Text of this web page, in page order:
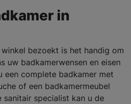
in
bezoekt is het handig om
uw badkamerwensen en eisen
een complete badkamer met
of een badkamermeubel
sanitair specialist kan u de